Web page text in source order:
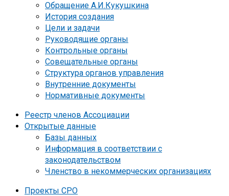
Обращение А.И.Кукушкина
История создания
Цели и задачи
Руководящие органы
Контрольные органы
Совещательные органы
Структура органов управления
Внутренние документы
Нормативные документы
Реестр членов Ассоциации
Открытые данные
Базы данных
Информация в соответствии с
законодательством
Членство в некоммерческих организациях
Проекты СРО